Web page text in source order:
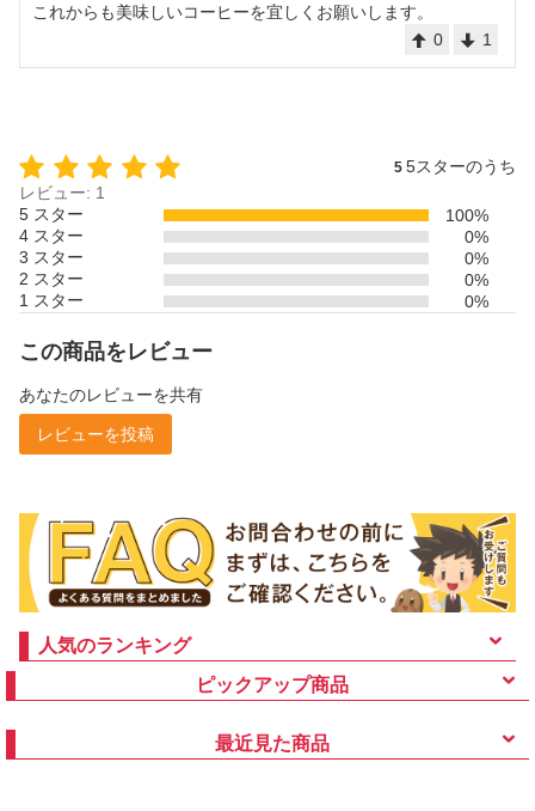
これからも美味しいコーヒーを宜しくお願いします。
0
1
5 5スターのうち
レビュー: 1
5 スター
100%
4 スター
0%
3 スター
0%
2 スター
0%
1 スター
0%
この商品をレビュー
あなたのレビューを共有
レビューを投稿
人気のランキング
ピックアップ商品
最近見た商品